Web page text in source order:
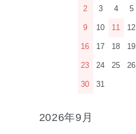
2 3 4 5
9 10 11 12
16 17 18 19
23 24 25 26
30 31
2026年9月